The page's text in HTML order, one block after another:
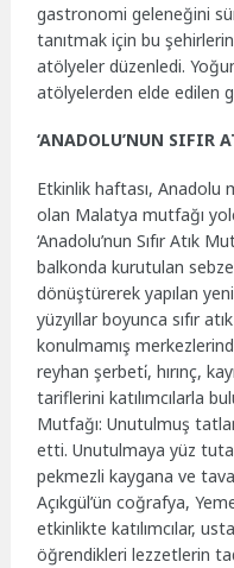
gastronomi geleneğini
tanıtmak için bu
atölyeler düzenledi.
atölyelerden elde edilen
‘ANADOLU’NUN SIFIR
Etkinlik haftası, Anadolu
olan Malatya mutfağı
‘Anadolu’nun Sıfır Atık
balkonda kurutulan
dönüştürerek yapılan
yüzyıllar boyunca sıfır
konulmamış
reyhan şerbeti̇, hırınç,
tariflerini katılımcılarla
Mutfağı: Unutulmuş
etti. Unutulmaya yüz
pekmezli kaygana ve
Açıkgül’ün coğrafya,
etkinlikte katılımcılar,
öğrendikleri lezzetlerin